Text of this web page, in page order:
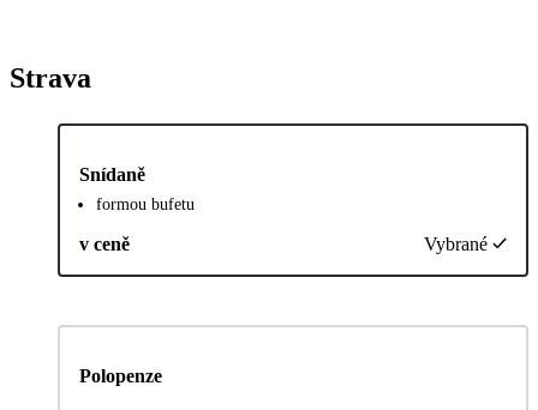
Strava
Snídaně
formou bufetu
v ceně Vybrané
Polopenze